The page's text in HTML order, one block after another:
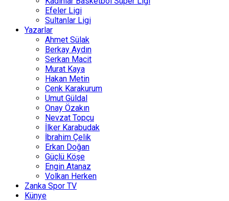
Efeler Ligi
Sultanlar Ligi
Yazarlar
Ahmet Sülak
Berkay Aydın
Serkan Macit
Murat Kaya
Hakan Metin
Cenk Karakurum
Umut Güldal
Onay Özakın
Nevzat Topçu
İlker Karabudak
İbrahim Çelik
Erkan Doğan
Güçlü Köşe
Engin Atanaz
Volkan Herken
Zanka Spor TV
Künye